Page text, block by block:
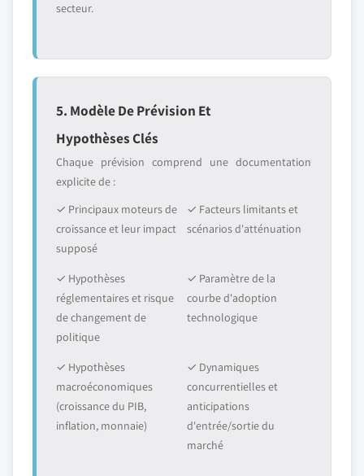
secteur.
5. Modèle De Prévision Et
Hypothèses Clés
Chaque prévision comprend une documentation
explicite de :
✓ Principaux moteurs de
croissance et leur impact
supposé
✓ Facteurs limitants et
scénarios d'atténuation
✓ Hypothèses
réglementaires et risque
de changement de
politique
✓ Paramètre de la
courbe d'adoption
technologique
✓ Hypothèses
macroéconomiques
(croissance du PIB,
inflation, monnaie)
✓ Dynamiques
concurrentielles et
anticipations
d'entrée/sortie du
marché